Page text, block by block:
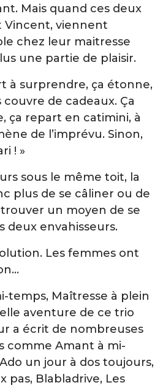
Mais quand ces deux
Vincent, viennent
chez leur maitresse
une partie de plaisir.
à surprendre, ça étonne,
couvre de cadeaux. Ça
ça repart en catimini, à
de l’imprévu. Sinon,
! »
sous le même toit, la
plus de se câliner ou de
trouver un moyen de se
deux envahisseurs.
Les femmes ont
temps, Maîtresse à plein
aventure de ce trio
a écrit de nombreuses
comme Amant à mi-
un jour à dos toujours,
pas, Blabladrive, Les